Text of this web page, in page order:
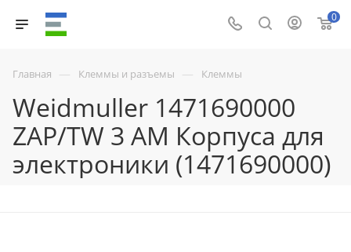
0
Главная — Клеммы и разъемы — Клеммы
Weidmuller 1471690000
ZAP/TW 3 AM Корпуса для
электроники (1471690000)